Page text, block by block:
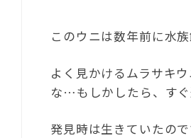
このウニは数年前に水
よく見かけるムラサキ
な…もしかしたら、す
発見時は生きていたの